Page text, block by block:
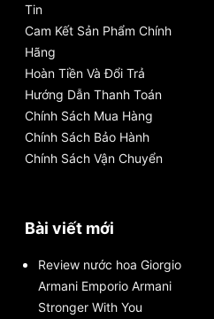
Tin
Cam Kết Sản Phẩm Chính
Hãng
Hoàn Tiền Và Đổi Trả
Hướng Dẫn Thanh Toán
Chính Sách Mua Hàng
Chính Sách Bảo Hành
Chính Sách Vận Chuyển
Bài viết mới
Review nước hoa Giorgio
Armani Emporio Armani
Stronger With You